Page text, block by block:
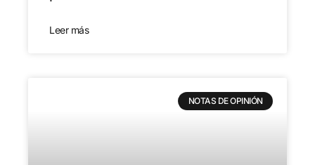
Leer más
NOTAS DE OPINIÓN